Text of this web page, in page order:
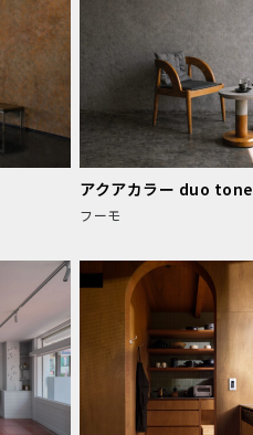
アクアカラー duo tone
フーモ